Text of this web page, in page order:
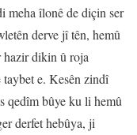
meha îlonê de diçin ser
derve jî tên, hemû
dikin û roja
taybet e. Kesên zindî
qedîm bûye ku li hemû
derfet hebûya, ji